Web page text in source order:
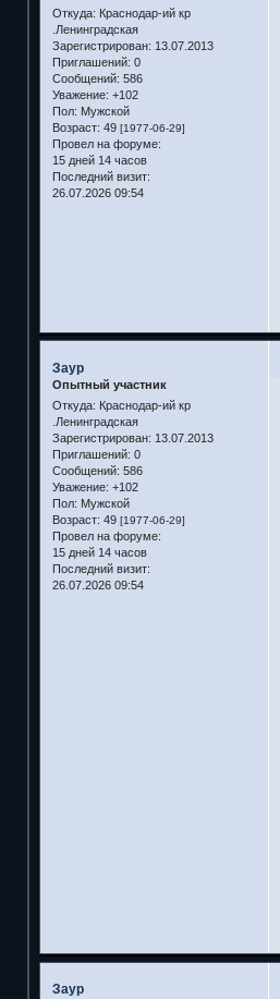
Откуда: Краснодар-ий кр
.Ленинградская
Зарегистрирован: 13.07.2013
Приглашений: 0
Сообщений: 586
Уважение: +102
Пол: Мужской
Возраст: 49 [1977-06-29]
Провел на форуме:
15 дней 14 часов
Последний визит:
26.07.2026 09:54
Заур
Опытный участник
Откуда: Краснодар-ий кр
.Ленинградская
Зарегистрирован: 13.07.2013
Приглашений: 0
Сообщений: 586
Уважение: +102
Пол: Мужской
Возраст: 49 [1977-06-29]
Провел на форуме:
15 дней 14 часов
Последний визит:
26.07.2026 09:54
Заур